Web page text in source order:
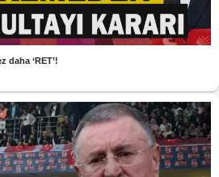
daha ‘RET’!